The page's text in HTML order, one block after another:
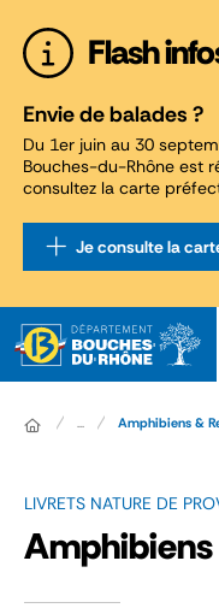
Flash
Envie de balades ?
Du 1er juin au 30
Bouches-du-Rhône est
consultez la carte
Je consulte la
... Amphibiens &
LIVRETS NATURE DE